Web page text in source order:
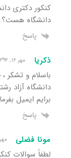
دانشگاه هست؟
پاسخ
ذکریا مهر ۱۶, ۱۳۹۴ ۱۱:۲۸ ق٫ظ
دانشگاه آزاد
برایم ایمیل
پاسخ
مونا فضلی مهر ۱۴, ۱۳۹۴ ۲:۲۸ ب٫ظ